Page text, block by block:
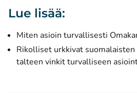
Lue lisää:
Miten asioin turvallisesti
Rikolliset urkkivat
talteen vinkit turvalliseen